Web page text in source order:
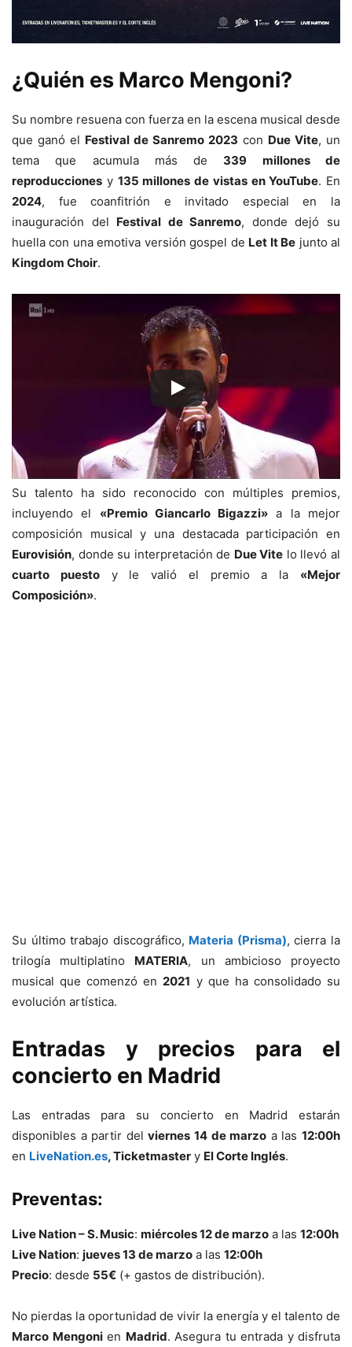
¿Quién es Marco Mengoni?
Su nombre resuena con fuerza en la escena musical desde
que ganó el Festival de Sanremo 2023 con Due Vite, un
tema que acumula más de 339 millones de
reproducciones y 135 millones de vistas en YouTube. En
2024, fue coanfitrión e invitado especial en la
inauguración del Festival de Sanremo, donde dejó su
huella con una emotiva versión gospel de Let It Be junto al
Kingdom Choir.
Su talento ha sido reconocido con múltiples premios,
incluyendo el «Premio Giancarlo Bigazzi» a la mejor
composición musical y una destacada participación en
Eurovisión, donde su interpretación de Due Vite lo llevó al
cuarto puestoy le valió el premio a la «Mejor
Composición».
Su último trabajo discográfico, Materia (Prisma), cierra la
trilogía multiplatino MATERIA, un ambicioso proyecto
musical que comenzó en 2021 y que ha consolidado su
evolución artística.
Entradas y precios para el
concierto en Madrid
Las entradas para su concierto en Madrid estarán
disponibles a partir delviernes 14 de marzo a las12:00h
en LiveNation.es, Ticketmaster y El Corte Inglés.
Preventas:
Live Nation – S. Music: miércoles 12 de marzo a las 12:00h
Live Nation: jueves 13 de marzo a las 12:00h
Precio: desde 55€ (+ gastos de distribución).
No pierdas la oportunidad de vivir la energía y el talento de
Marco Mengonien Madrid. Asegura tu entrada y disfruta